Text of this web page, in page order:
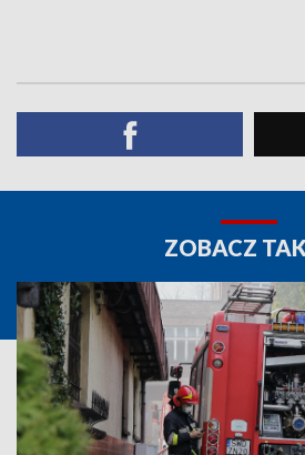
ZOBACZ